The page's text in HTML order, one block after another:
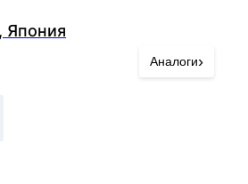
Япония
Аналоги›